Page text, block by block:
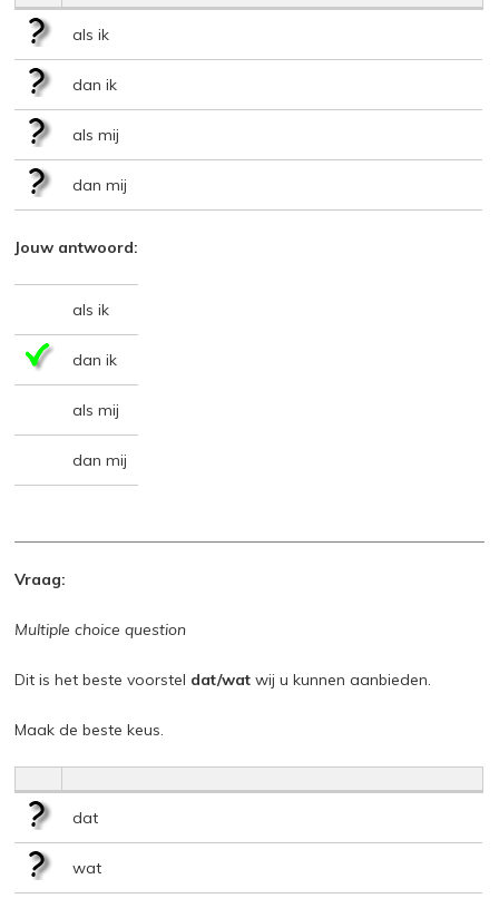
als ik
dan ik
als mij
dan mij
Jouw antwoord:
als ik
dan ik
als mij
dan mij
Vraag:
Multiple choice question
Dit is het beste voorstel dat/wat wij u kunnen aanbieden.
Maak de beste keus.
dat
wat